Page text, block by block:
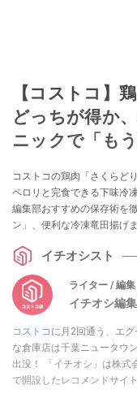
【コストコ】
どっちが得か
ニックで「も
コストコの鶏肉「さくらど
ペロリと完食できる下味冷
編集部おすすめの保存術を
ン」、便利な冷凍竜田揚げ
イチオシスト
ライター / 編集
イチオシ編
コストコ に月2回通う、エ
な倉庫店は千葉ニュータウ
出没！ 「イチオシ」は株式
で開設したレコメンドサイ